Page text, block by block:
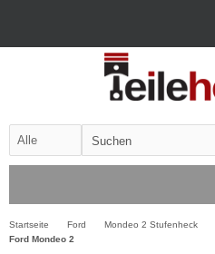
Startseite Ford Mondeo 2 Stufenheck
Ford Mondeo 2